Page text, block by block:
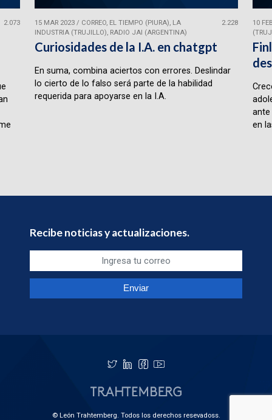
2.073 15 MAR 2023/ CORREO, EL TIEMPO (PIURA), LA
INDUSTRIA (TRUJILLO), RADIO JAI (ARGENTINA)
2.228
Curiosidades de la I.A. en chatgpt
En suma, combina aciertos con errores. Deslindar
lo cierto de lo falso será parte de la habilidad
requerida para apoyarse en la I.A.
10
en
Recibe noticias y actualizaciones.
© León Trahtemberg. Todos los derechos resevadoss.